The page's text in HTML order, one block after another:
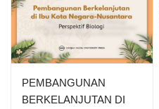
PEMBANGUNAN
BERKELANJUTAN DI